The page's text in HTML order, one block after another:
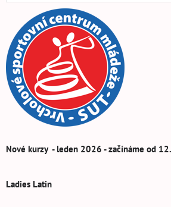
Nové kurzy - leden 2026 - začínáme od
Ladies Latin